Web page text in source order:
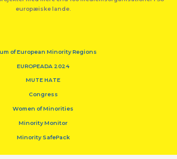
europæiske lande.
of European Minority Regions
EUROPEADA 2024
MUTE HATE
Congress
Women of Minorities
Minority Monitor
Minority SafePack